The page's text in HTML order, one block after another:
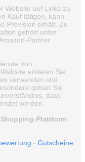
Website auf Links zu
Kauf tätigen, kann
Provision erhält. Zu
gehört unter
Partner
von
erklären Sie
verwenden und
geben Sie
dass
werden.
Plattform
- Gutscheine